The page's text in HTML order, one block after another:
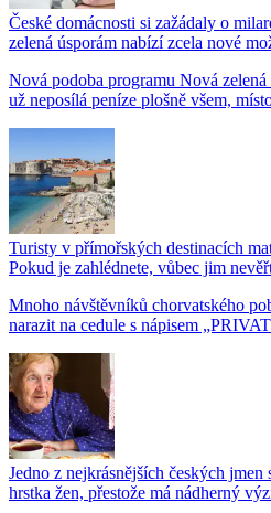
České domácnosti si zažádaly o
zelená úsporám nabízí zcela nové
Nová podoba programu Nová
už neposílá peníze plošně všem,
Turisty v přímořských destinacích
Pokud je zahlédnete, vůbec jim
Mnoho návštěvníků chorvatského
narazit na cedule s nápisem
Jedno z nejkrásnějších českých
hrstka žen, přestože má nádherný